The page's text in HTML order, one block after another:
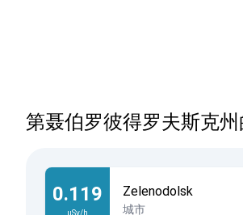
第聂伯罗彼得罗夫斯克
0.119
µSv/h
Zelenodolsk
城市